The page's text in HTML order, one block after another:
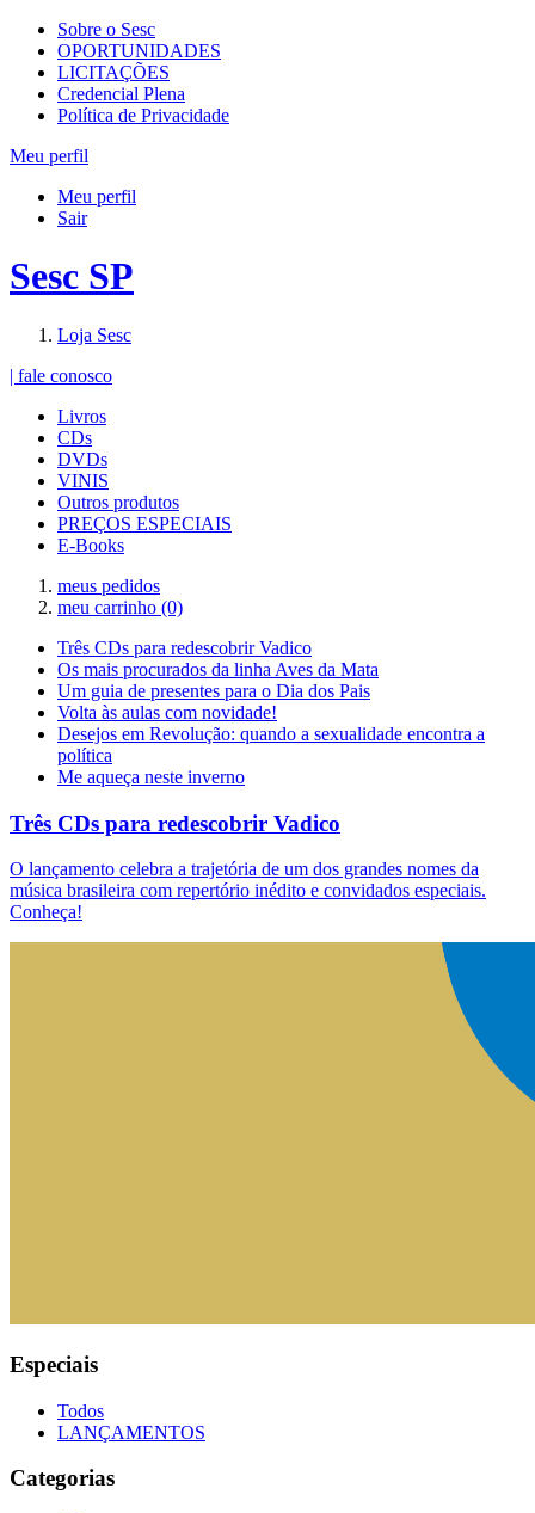
Sobre o Sesc
OPORTUNIDADES
LICITAÇÕES
Credencial Plena
Política de Privacidade
Meu perfil
Meu perfil
Sair
Sesc SP
Loja Sesc
| fale conosco
Livros
CDs
DVDs
VINIS
Outros produtos
PREÇOS ESPECIAIS
E-Books
meus pedidos
meu carrinho (0)
Três CDs para redescobrir Vadico
Os mais procurados da linha Aves da Mata
Um guia de presentes para o Dia dos Pais
Volta às aulas com novidade!
Desejos em Revolução: quando a sexualidade encontra a
política
Me aqueça neste inverno
Três CDs para redescobrir Vadico
O lançamento celebra a trajetória de um dos grandes nomes da
música brasileira com repertório inédito e convidados especiais.
Conheça!
Especiais
Todos
LANÇAMENTOS
Categorias